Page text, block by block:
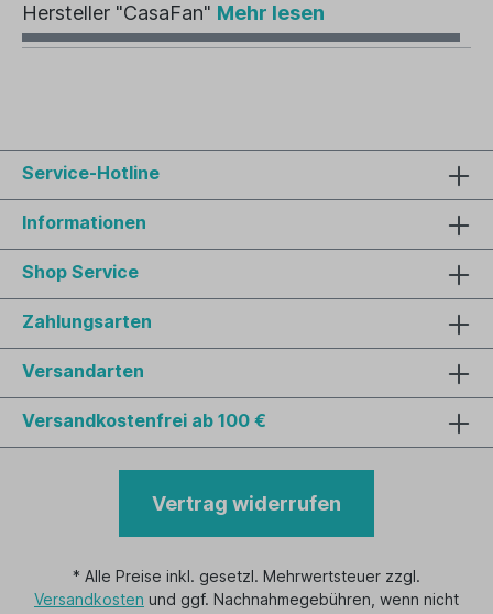
Hersteller "CasaFan" Mehr lesen
Service-Hotline
Informationen
Shop Service
Zahlungsarten
Versandarten
Versandkostenfrei ab 100 €
Vertrag widerrufen
* Alle Preise inkl. gesetzl. Mehrwertsteuer zzgl.
Versandkosten und ggf. Nachnahmegebühren, wenn nicht